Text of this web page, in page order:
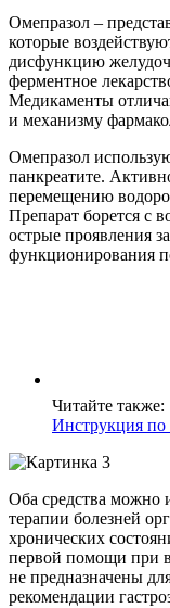
Омепразол –
которые
дисфункцию
ферментное
Медикаменты
и механизму
Омепразол
панкреатите.
перемещению
Препарат борется с
острые проявления
функционирования
Читайте также:
Инструкция по
Оба средства можно
терапии болезней
хронических
первой помощи при
не предназначены
рекомендации